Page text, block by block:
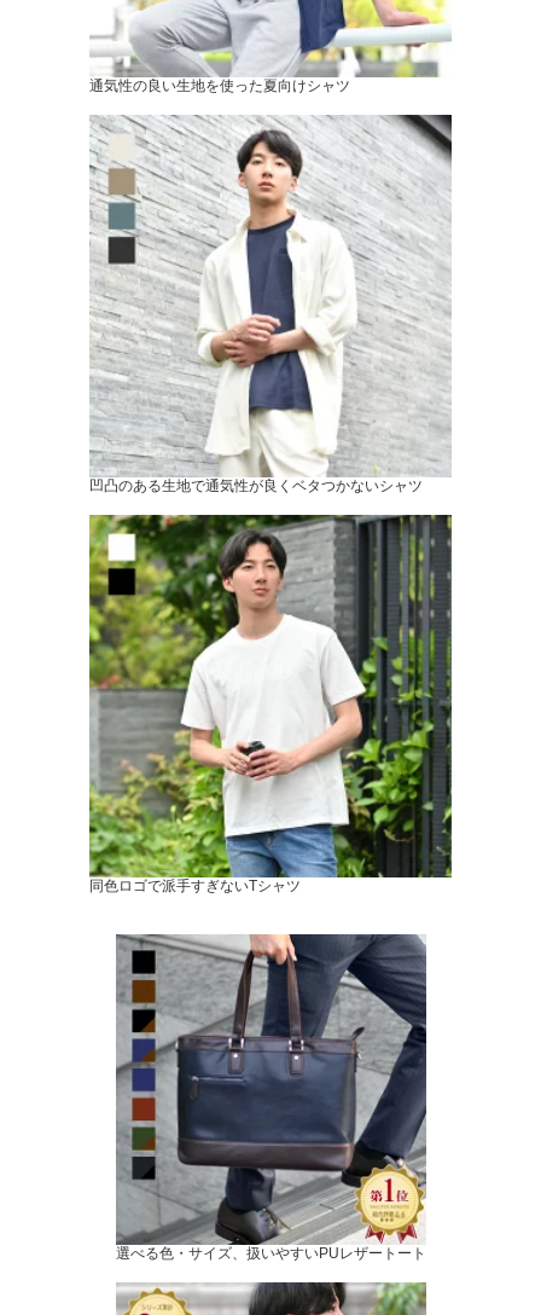
通気性の良い生地を使った夏向けシャツ
凹凸のある生地で通気性が良くベタつかないシャツ
同色ロゴで派手すぎないTシャツ
選べる色・サイズ、扱いやすいPUレザートート